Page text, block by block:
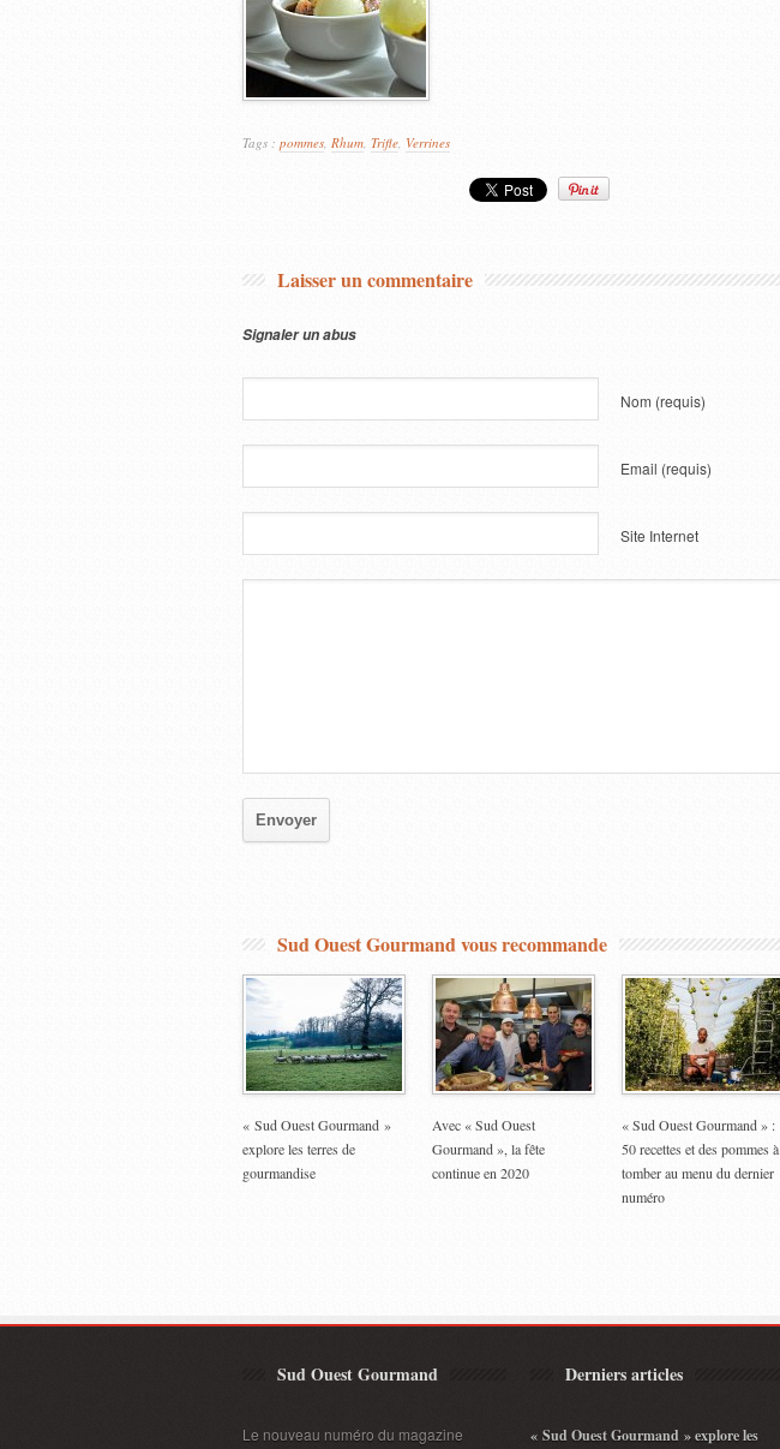
Tags : pommes, Rhum, Trifle, Verrines
Laisser un commentaire
Signaler un abus
Nom (requis)
Email (requis)
Site Internet
Sud Ouest Gourmand vous recommande
« Sud Ouest Gourmand »
explore les terres de
gourmandise
Avec « Sud Ouest
Gourmand », la fête
continue en 2020
« Sud Ouest Gourmand » :
50 recettes et des pommes à
tomber au menu du dernier
numéro
Sud Ouest Gourmand
Le nouveau numéro du magazine
Derniers articles
« Sud Ouest Gourmand » explore les